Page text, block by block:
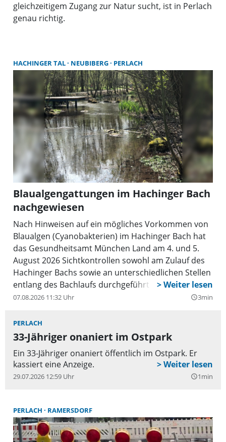
gleichzeitigem Zugang zur Natur sucht, ist in Perlach
genau richtig.
HACHINGER TAL NEUBIBERG PERLACH
Blaualgengattungen im Hachinger Bach
nachgewiesen
Nach Hinweisen auf ein mögliches Vorkommen von
Blaualgen (Cyanobakterien) im Hachinger Bach hat
das Gesundheitsamt München Land am 4. und 5.
August 2026 Sichtkontrollen sowohl am Zulauf des
Hachinger Bachs sowie an unterschiedlichen Stellen
entlang des Bachlaufs durchgeführt und
Wasserproben genommen. Im Labor konnten
07.08.2026 11:32 Uhr query_builder3min
PERLACH
33-Jähriger onaniert im Ostpark
Ein 33-Jähriger onaniert öffentlich im Ostpark. Er
kassiert eine Anzeige.
29.07.2026 12:59 Uhr query_builder1min
PERLACH RAMERSDORF